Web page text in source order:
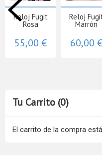
Tu Carrito (0)
El carrito de la compra
Reloj Fugit
Rosa
55,00 €
Reloj
Marrón
60,00 €